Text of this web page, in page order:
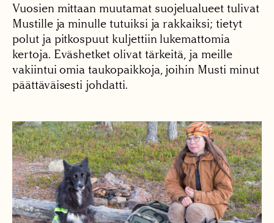
Vuosien mittaan muutamat suojelualueet tulivat
Mustille ja minulle tutuiksi ja rakkaiksi; tietyt
polut ja pitkospuut kuljettiin lukemattomia
kertoja. Eväshetket olivat tärkeitä, ja meille
vakiintui omia taukopaikkoja, joihin Musti minut
päättäväisesti johdatti.